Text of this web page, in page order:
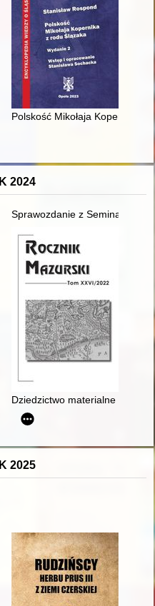
drawskiego od
Polskość Mikołaja Kopernika z
2024
lat wśród przyjaciół
Sprawozdanie z Seminarium
: ocalić od zapomnienia
Dziedzictwo materialne i
2025